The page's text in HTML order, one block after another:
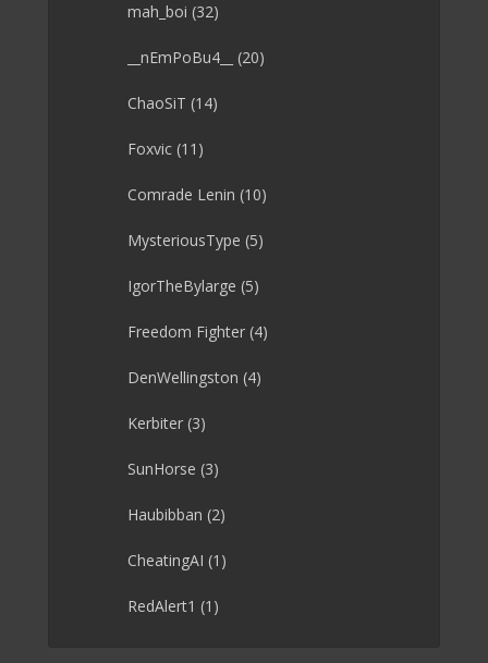
mah_boi (32)
__nEmPoBu4__ (20)
ChaoSiT (14)
Foxvic (11)
Comrade Lenin (10)
MysteriousType (5)
IgorTheBylarge (5)
Freedom Fighter (4)
DenWellingston (4)
Kerbiter (3)
SunHorse (3)
Haubibban (2)
CheatingAI (1)
RedAlert1 (1)